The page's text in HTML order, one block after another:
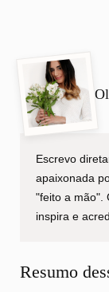
Escrevo
apaixonada
"feito a mão".
inspira e
Resumo